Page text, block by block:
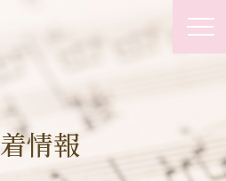
情報